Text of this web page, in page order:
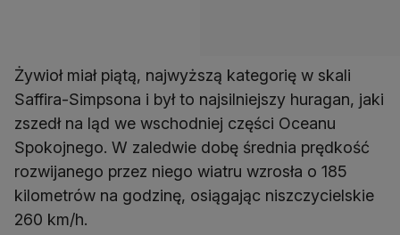
Żywioł miał piątą, najwyższą kategorię w skali
Saffira-Simpsona i był to najsilniejszy huragan, jaki
zszedł na ląd we wschodniej części Oceanu
Spokojnego. W zaledwie dobę średnia prędkość
rozwijanego przez niego wiatru wzrosła o 185
kilometrów na godzinę, osiągając niszczycielskie
260 km/h.